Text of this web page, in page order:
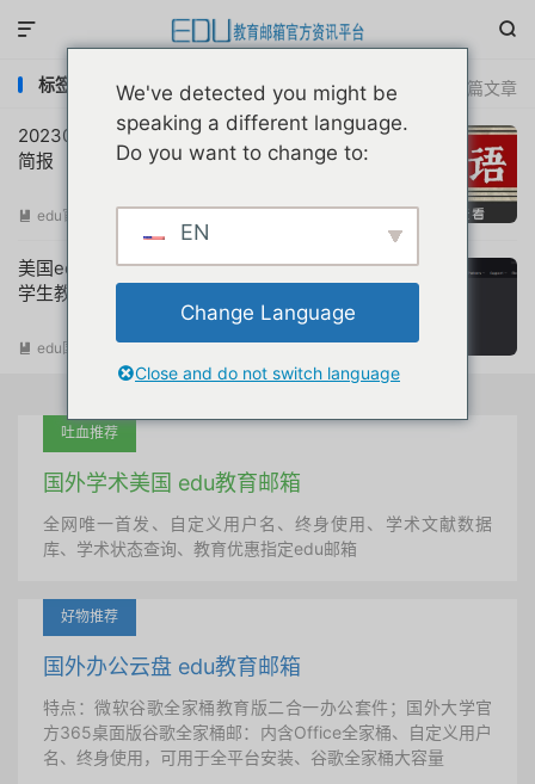


共 2 篇文章
标签：Windows Azure
20230426互联网教育优惠申请注册动态
简报
 edu官方简报
美国edu教育邮箱获取azure100美金额度
学生教育优惠申请注册教程最新
 edu国外优惠 阅读(19649)
吐血推荐
国外学术美国 edu教育邮箱
全网唯一首发、自定义用户名、终身使用、学术文献数据
库、学术状态查询、教育优惠指定edu邮箱
好物推荐
国外办公云盘 edu教育邮箱
特点：微软谷歌全家桶教育版二合一办公套件；国外大学官
方365桌面版谷歌全家桶邮：内含Office全家桶、自定义用户
名、终身使用，可用于全平台安装、谷歌全家桶大容量
We've detected you might be
speaking a different language.
Do you want to change to:
EN
Change Language
Close and do not switch language